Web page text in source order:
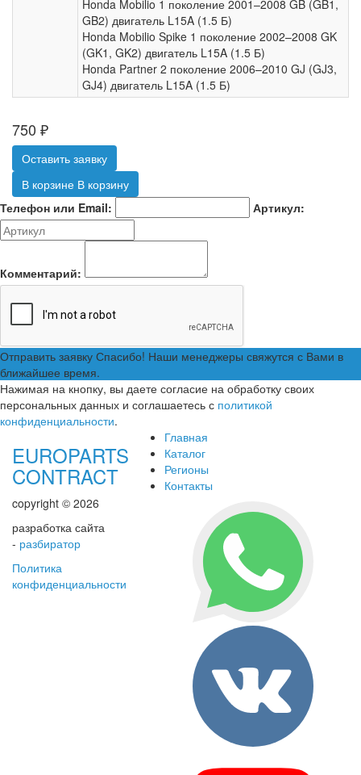
Honda Mobilio 1 поколение 2001–2008 GB (GB1,
GB2) двигатель L15A (1.5 Б)
Honda Mobilio Spike 1 поколение 2002–2008 GK
(GK1, GK2) двигатель L15A (1.5 Б)
Honda Partner 2 поколение 2006–2010 GJ (GJ3,
GJ4) двигатель L15A (1.5 Б)
750 ₽
Оставить заявку
В корзине В корзину
Телефон или Email:
Артикул:
Комментарий:
Отправить заявку Спасибо! Наши менеджеры свяжутся с Вами в
ближайшее время.
Нажимая на кнопку, вы даете согласие на обработку своих
персональных данных и соглашаетесь с политикой
конфиденциальности.
EUROPARTS
CONTRACT
copyright © 2026
разработка сайта
- разбиратор
Политика
конфиденциальности
Главная
Каталог
Регионы
Контакты